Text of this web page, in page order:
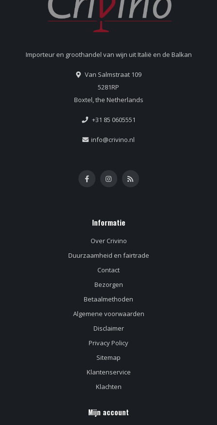
Importeur en groothandel van wijn uit Italië en de Balkan
Van Salmstraat 109
5281RP
Boxtel, the Netherlands
+31 85 0605551
info@crivino.nl
Informatie
Over Crivino
Duurzaamheid en fairtrade
Contact
Bezorgen
Betaalmethoden
Algemene voorwaarden
Disclaimer
Privacy Policy
Sitemap
Klantenservice
Klachten
Mijn account